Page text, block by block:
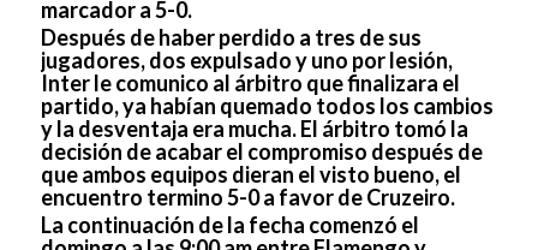
marcador a 5-0.
Después de haber perdido a tres de sus
jugadores, dos expulsado y uno por lesión,
Inter le comunico al árbitro que finalizara el
partido, ya habían quemado todos los cambios
y la desventaja era mucha. El árbitro tomó la
decisión de acabar el compromiso después de
que ambos equipos dieran el visto bueno, el
encuentro termino 5-0 a favor de Cruzeiro.
La continuación de la fecha comenzó el